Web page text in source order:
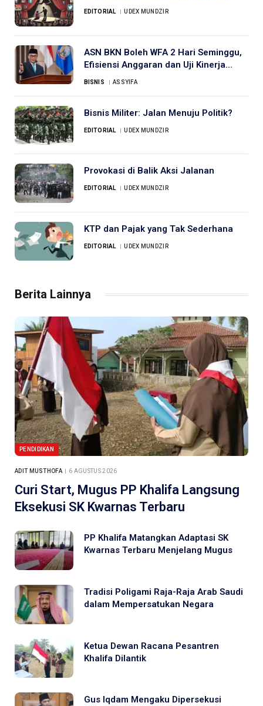
EDITORIAL UDEX MUNDZIR
ASN BKN Boleh WFA 2 Hari Seminggu,
Efisiensi Anggaran dan Uji Kinerja
BISNIS ASSYIFA
Bisnis Militer: Jalan Menuju Politik?
EDITORIAL UDEX MUNDZIR
Provokasi di Balik Aksi Jalanan
EDITORIAL UDEX MUNDZIR
KTP dan Pajak yang Tak Sederhana
EDITORIAL UDEX MUNDZIR
Berita Lainnya
PENDIDIKAN
ADIT MUSTHOFA 6 AGUSTUS 2026
Curi Start, Mugus PP Khalifa Langsung
Eksekusi SK Kwarnas Terbaru
PP Khalifa Matangkan Adaptasi SK
Kwarnas Terbaru Menjelang Mugus
Tradisi Poligami Raja-Raja Arab Saudi
dalam Mempersatukan Negara
Ketua Dewan Racana Pesantren
Khalifa Dilantik
Gus Iqdam Mengaku Dipersekusi